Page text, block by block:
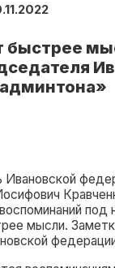
быстрее
под
мысли.